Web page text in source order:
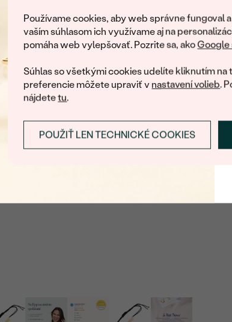
Používame cookies, aby web správne fungoval
vaším súhlasom ich využívame aj na
pomáha web vylepšovať. Pozrite sa, akoGoogle
Súhlas so všetkými cookies udelíte kliknutím na
preferencie môžete upraviť v nastavení volieb.
nájdetetu.
POUŽIŤ LEN TECHNICKÉ COOKIES